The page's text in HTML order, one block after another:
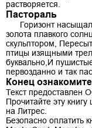
растворяется.
Пастораль
Горизонт
золота плавкого
скульптором,
птицы изящными
буквально,И
первозданно и так
Конец
Текст предоставлен
Прочитайте эту
на Литрес.
Безопасно оплатить